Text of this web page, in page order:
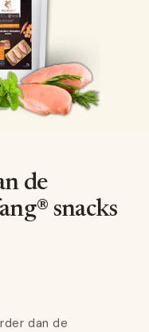
de
snacks
dan de